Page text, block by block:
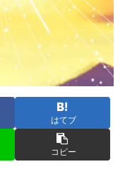
はてブ
コピー